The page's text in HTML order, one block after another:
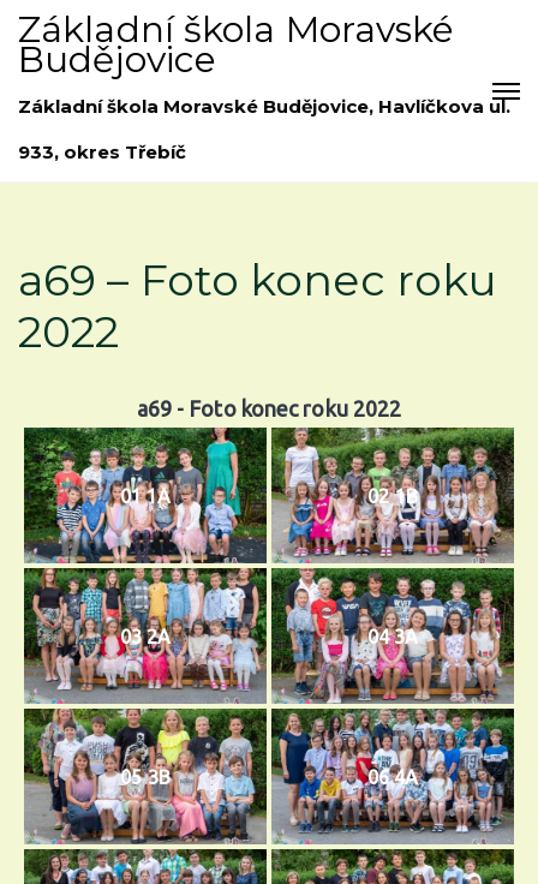
Základní škola Moravské
Budějovice
Základní škola Moravské Budějovice, Havlíčkova ul.
933, okres Třebíč
a69 – Foto konec roku
2022
a69 - Foto konec roku 2022
01 1A 02 1B
03 2A 04 3A
05 3B 06 4A